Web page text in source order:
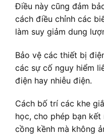
Điều này cũng đảm
cách điều chỉnh các
làm suy giảm dung
Bảo vệ các thiết bị
các sự cố nguy hiểm
điện hay nhiễu điện.
Cách bố trí các khe
học, cho phép bạn
cồng kềnh mà không